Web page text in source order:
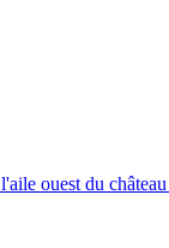
ouest du